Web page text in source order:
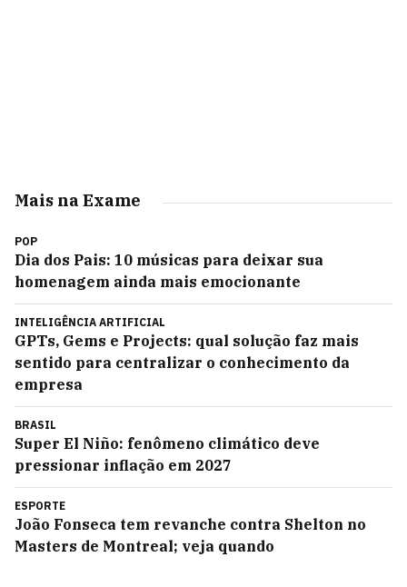
Mais na Exame
POP
Dia dos Pais: 10 músicas para deixar sua
homenagem ainda mais emocionante
INTELIGÊNCIA ARTIFICIAL
GPTs, Gems e Projects: qual solução faz mais
sentido para centralizar o conhecimento da
empresa
BRASIL
Super El Niño: fenômeno climático deve
pressionar inflação em 2027
ESPORTE
João Fonseca tem revanche contra Shelton no
Masters de Montreal; veja quando